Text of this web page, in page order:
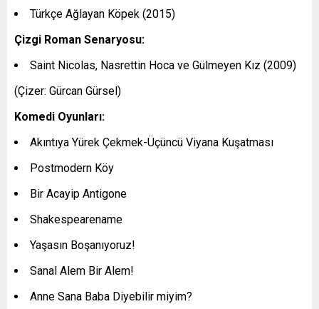
Türkçe Ağlayan Köpek (2015)
Çizgi Roman Senaryosu:
Saint Nicolas, Nasrettin Hoca ve Gülmeyen Kız (2009)
(Çizer: Gürcan Gürsel)
Komedi Oyunları:
Akıntıya Yürek Çekmek-Üçüncü Viyana Kuşatması
Postmodern Köy
Bir Acayip Antigone
Shakespearename
Yaşasın Boşanıyoruz!
Sanal Alem Bir Alem!
Anne Sana Baba Diyebilir miyim?